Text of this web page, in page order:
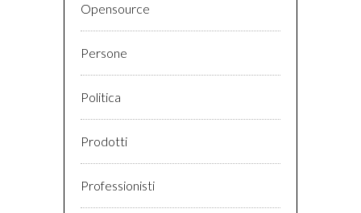
Opensource
Persone
Politica
Prodotti
Professionisti